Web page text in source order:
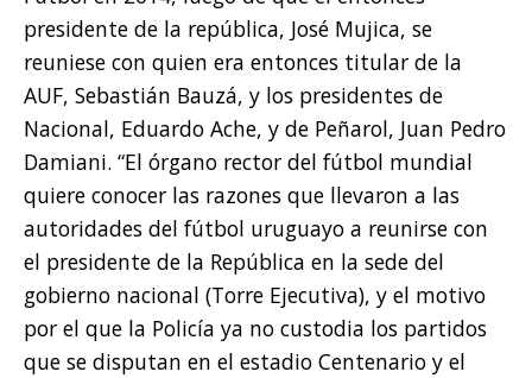
presidente de la república, José Mujica, se
reuniese con quien era entonces titular de la
AUF, Sebastián Bauzá, y los presidentes de
Nacional, Eduardo Ache, y de Peñarol, Juan Pedro
Damiani. “El órgano rector del fútbol mundial
quiere conocer las razones que llevaron a las
autoridades del fútbol uruguayo a reunirse con
el presidente de la República en la sede del
gobierno nacional (Torre Ejecutiva), y el motivo
por el que la Policía ya no custodia los partidos
que se disputan en el estadio Centenario y el